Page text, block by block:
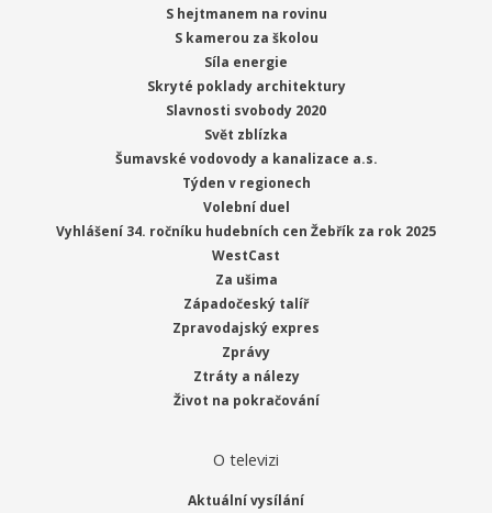
S hejtmanem na rovinu
S kamerou za školou
Síla energie
Skryté poklady architektury
Slavnosti svobody 2020
Svět zblízka
Šumavské vodovody a kanalizace a.s.
Týden v regionech
Volební duel
Vyhlášení 34. ročníku hudebních cen Žebřík za rok 2025
WestCast
Za ušima
Západočeský talíř
Zpravodajský expres
Zprávy
Ztráty a nálezy
Život na pokračování
O televizi
Aktuální vysílání